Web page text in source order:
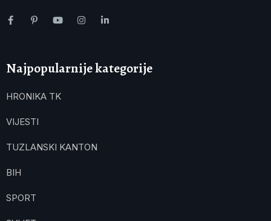
Najpopularnije kategorije
HRONIKA TK
VIJESTI
TUZLANSKI KANTON
BIH
SPORT